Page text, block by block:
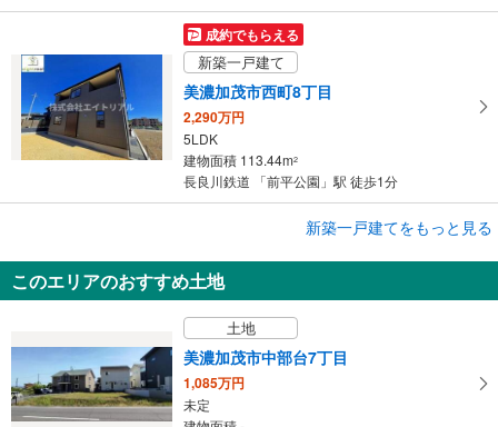
成約でもらえる
新築一戸建て
美濃加茂市西町8丁目
2,290万円
5LDK
建物面積 113.44m2
長良川鉄道 「前平公園」駅 徒歩1分
SUNSTAGE 関市下有知2号棟
4LDK＋S
建物面積 115.95m 2
長良川鉄道 「関下有知」駅 徒歩15分
新築一戸建てをもっと見る
このエリアのおすすめ土地
土地
美濃加茂市中部台7丁目
1,085万円
未定